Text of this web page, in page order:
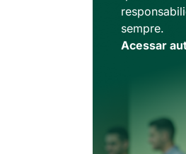
sempre.
Acessar